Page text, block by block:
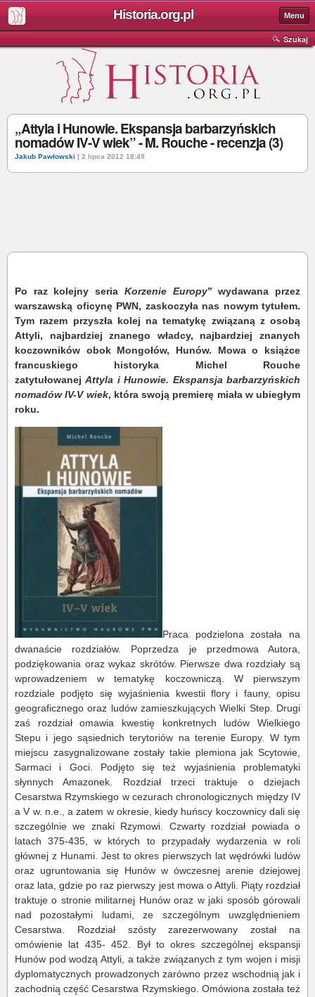
Historia.org.pl Menu
Szukaj
„Attyla i Hunowie. Ekspansja barbarzyńskich
nomadów IV-V wiek” - M. Rouche - recenzja (3)
Jakub Pawłowski | 2 lipca 2012 18:49
Po raz kolejny seria Korzenie Europy” wydawana przez
warszawską oficynę PWN, zaskoczyła nas nowym tytułem.
Tym razem przyszła kolej na tematykę związaną z osobą
Attyli, najbardziej znanego władcy, najbardziej znanych
koczowników obok Mongołów, Hunów. Mowa o książce
francuskiego historyka Michel Rouche
zatytułowanejAttyla i Hunowie. Ekspansja barbarzyńskich
nomadów IV-V wiek, która swoją premierę miała w ubiegłym
roku.
Praca podzielona została na
dwanaście rozdziałów. Poprzedza je przedmowa Autora,
podziękowania oraz wykaz skrótów. Pierwsze dwa rozdziały są
wprowadzeniem w tematykę koczowniczą. W pierwszym
rozdziale podjęto się wyjaśnienia kwestii flory i fauny, opisu
geograficznego oraz ludów zamieszkujących Wielki Step. Drugi
zaś rozdział omawia kwestię konkretnych ludów Wielkiego
Stepu i jego sąsiednich terytoriów na terenie Europy. W tym
miejscu zasygnalizowane zostały takie plemiona jak Scytowie,
Sarmaci i Goci. Podjęto się też wyjaśnienia problematyki
słynnych Amazonek. Rozdział trzeci traktuje o dziejach
Cesarstwa Rzymskiego w cezurach chronologicznych między IV
a V w. n.e., a zatem w okresie, kiedy huńscy koczownicy dali się
szczególnie we znaki Rzymowi. Czwarty rozdział powiada o
latach 375-435, w których to przypadały wydarzenia w roli
głównej z Hunami. Jest to okres pierwszych lat wędrówki ludów
oraz ugruntowania się Hunów w ówczesnej arenie dziejowej
oraz lata, gdzie po raz pierwszy jest mowa o Attyli. Piąty rozdział
traktuje o stronie militarnej Hunów oraz w jaki sposób górowali
nad pozostałymi ludami, ze szczególnym uwzględnieniem
Cesarstwa. Rozdział szósty zarezerwowany został na
omówienie lat 435- 452. Był to okres szczególnej ekspansji
Hunów pod wodzą Attyli, a także związanych z tym wojen i misji
dyplomatycznych prowadzonych zarówno przez wschodnią jak i
zachodnią część Cesarstwa Rzymskiego. Omówiona została też